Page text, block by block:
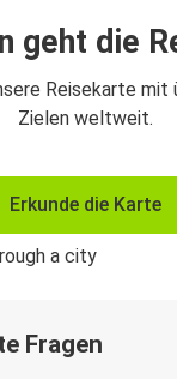
geht die
Reisekarte mit
Zielen weltweit.
Erkunde die Karte
Fragen